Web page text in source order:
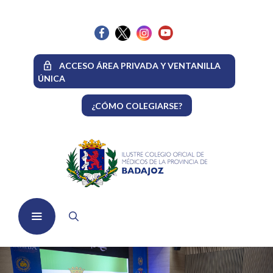
ACCESO ÁREA PRIVADA Y VENTANILLA
ÚNICA
¿CÓMO COLEGIARSE?
Menú